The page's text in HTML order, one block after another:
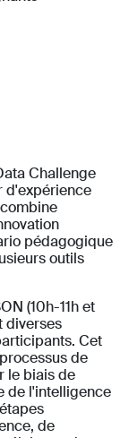
Challenge
d'expérience
pédagogique
outils
(10h-11h et
diverses
Cet
de
le biais de
de l'intelligence
de